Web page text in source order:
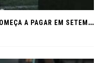
FEIRÃO DE VERDADE EM ARACJU